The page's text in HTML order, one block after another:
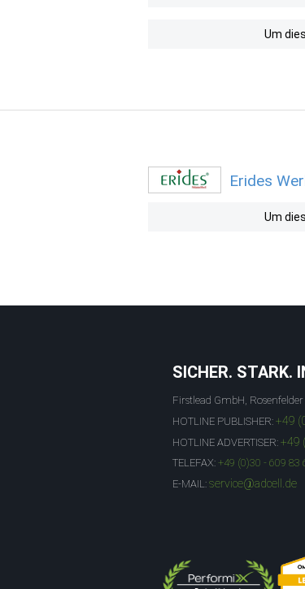
Um
Erides
Um
SICHER. STARK.
Firstlead GmbH,
HOTLINE PUBLISHER: +49
HOTLINE ADVERTISER: +49
TELEFAX: +49 (0)30 - 609 83
E-MAIL: service@adcell.de